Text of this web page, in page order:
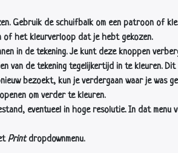
Gebruik de schuifbalk om een patroon of
of het kleurverloop dat je hebt gekozen.
in de tekening. Je kunt deze knoppen
van de tekening tegelijkertijd in te kleuren. Dit
bezoekt, kun je verdergaan waar je was
om verder te kleuren.
eventueel in hoge resolutie. In dat
Printdropdownmenu.